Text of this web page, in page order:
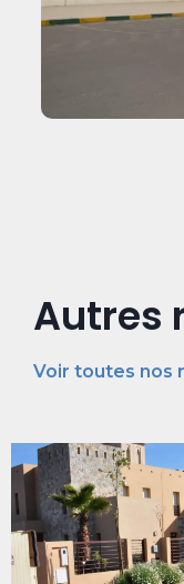
Autres
Voir toutes nos